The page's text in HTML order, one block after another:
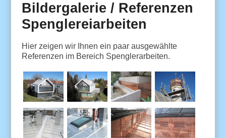
Bildergalerie / Referenzen
Spenglereiarbeiten
Hier zeigen wir Ihnen ein paar ausgewählte
Referenzen im Bereich Spenglerarbeiten.